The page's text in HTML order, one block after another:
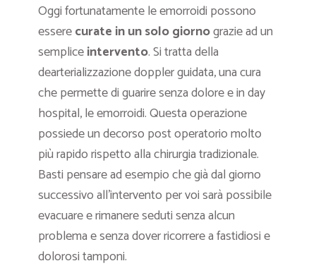
Oggi fortunatamente le emorroidi possono
esserecurate in un solo giornograzie ad un
sempliceintervento. Si tratta della
dearterializzazione doppler guidata, una cura
che permette di guarire senza dolore e in day
hospital, le emorroidi. Questa operazione
possiede un decorso post operatorio molto
più rapido rispetto alla chirurgia tradizionale.
Basti pensare ad esempio che già dal giorno
successivo all’intervento per voi sarà possibile
evacuare e rimanere seduti senza alcun
problema e senza dover ricorrere a fastidiosi e
dolorosi tamponi.